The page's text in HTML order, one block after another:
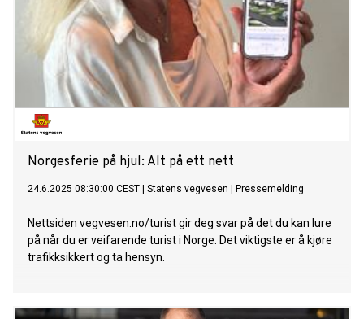
høygir døgnet rundt, finner svindlerne nye metoder. – Vi ser
at det vi gjør for å trygge kundene våre fungerer og at de
svindelforsøkene som er ment å treffe bredt minker i
omfang. Men det er fortsatt mulig å bli svindlet, særlig fordi
svindelforsøkene er blitt mer målrettet, både via samtaler,
men kanskje spesielt SMS, som har et personlig preg og er
desi
Norgesferie på hjul: Alt på ett nett
24.6.2025 08:30:00 CEST Statens vegvesen Pressemelding
Nettsiden vegvesen.no/turist gir deg svar på det du kan lure
på når du er veifarende turist i Norge. Det viktigste er å kjøre
trafikksikkert og ta hensyn.